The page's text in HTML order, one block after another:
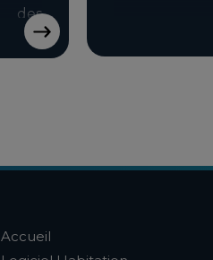
et en
Accueil